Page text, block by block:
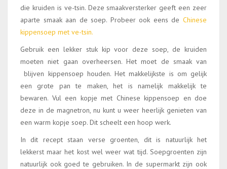
die kruiden is ve-tsin. Deze smaakversterker geeft een zeer
aparte smaak aan de soep. Probeer ook eens de Chinese
kippensoep met ve-tsin.
Gebruik een lekker stuk kip voor deze soep, de kruiden
moeten niet gaan overheersen. Het moet de smaak van
blijven kippensoep houden. Het makkelijkste is om gelijk
een grote pan te maken, het is namelijk makkelijk te
bewaren. Vul een kopje met Chinese kippensoep en doe
deze in de magnetron, nu kunt u weer heerlijk genieten van
een warm kopje soep. Dit scheelt een hoop werk.
In dit recept staan verse groenten, dit is natuurlijk het
lekkerst maar het kost wel weer wat tijd. Soepgroenten zijn
natuurlijk ook goed te gebruiken. In de supermarkt zijn ook